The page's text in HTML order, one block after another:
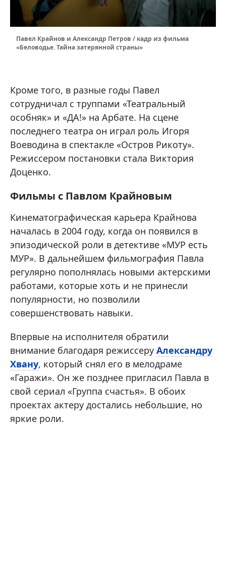
Павел Крайнов и Aлексaндр Петров / кадр из фильма
«Беловодье. Тайна затерянной страны»
Кроме того, в разные годы Павел
сотрудничал с труппами «Театральный
особняк» и «ДА!» на Арбате. На сцене
последнего театра он играл роль Игоря
Воеводина в спектакле «Остров Рикоту».
Режиссером постановки стала Виктория
Доценко.
Фильмы с Павлом Крайновым
Кинематографическая карьера Крайнова
началась в 2004 году, когда он появился в
эпизодической роли в детективе «МУР есть
МУР». В дальнейшем фильмография Павла
регулярно пополнялась новыми актерскими
работами, которые хоть и не принесли
популярности, но позволили
совершенствовать навыки.
Впервые на исполнителя обратили
внимание благодаря режиссеру Александру
Хвану, который снял его в мелодраме
«Гаражи». Он же позднее пригласил Павла в
свой сериал «Группа счастья». В обоих
проектах актеру достались небольшие, но
яркие роли.